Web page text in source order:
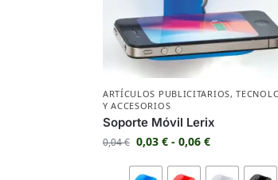
ARTÍCULOS PUBLICITARIOS,
Y ACCESORIOS
Soporte Móvil Lerix
0,04€ 0,03 € - 0,06 €